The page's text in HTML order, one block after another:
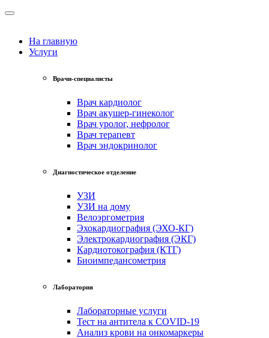
На главную
Услуги
Врачи-специалисты
Врач кардиолог
Врач акушер-гинеколог
Врач уролог, нефролог
Врач терапевт
Врач эндокринолог
Диагностическое отделение
УЗИ
УЗИ на дому
Велоэргометрия
Эхокардиография (ЭХО-КГ)
Электрокардиография (ЭКГ)
Кардиотокография (КТГ)
Биоимпедансометрия
Лаборатория
Лабораторные услуги
Тест на антитела к COVID-19
Анализ крови на онкомаркеры